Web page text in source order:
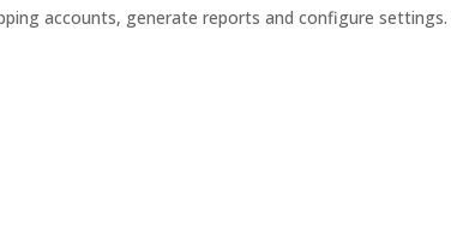
accounts, generate reports and configure settings.